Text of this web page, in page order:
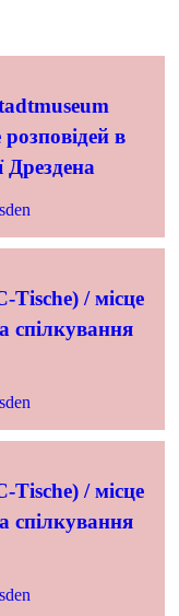
в
Дрездена
Tische) / місце
спілкування
Tische) / місце
спілкування